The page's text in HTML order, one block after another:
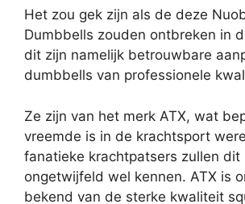
Het zou gek zijn als de deze
Dumbbells zouden ontbreken in
dit zijn namelijk betrouwbare
dumbbells van professionele
Ze zijn van het merk ATX, wat
vreemde is in de krachtsport
fanatieke krachtpatsers zullen dit
ongetwijfeld wel kennen. ATX is
bekend van de sterke kwaliteit